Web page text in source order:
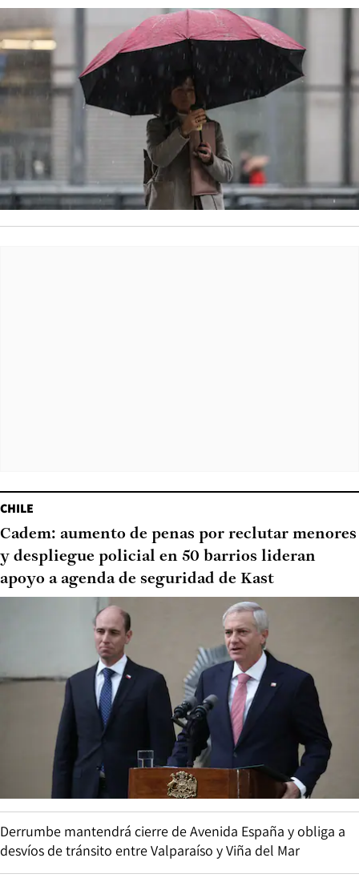
CHILE
Cadem: aumento de penas por reclutar menores
y despliegue policial en 50 barrios lideran
apoyo a agenda de seguridad de Kast
Derrumbe mantendrá cierre de Avenida España y obliga a
desvíos de tránsito entre Valparaíso y Viña del Mar